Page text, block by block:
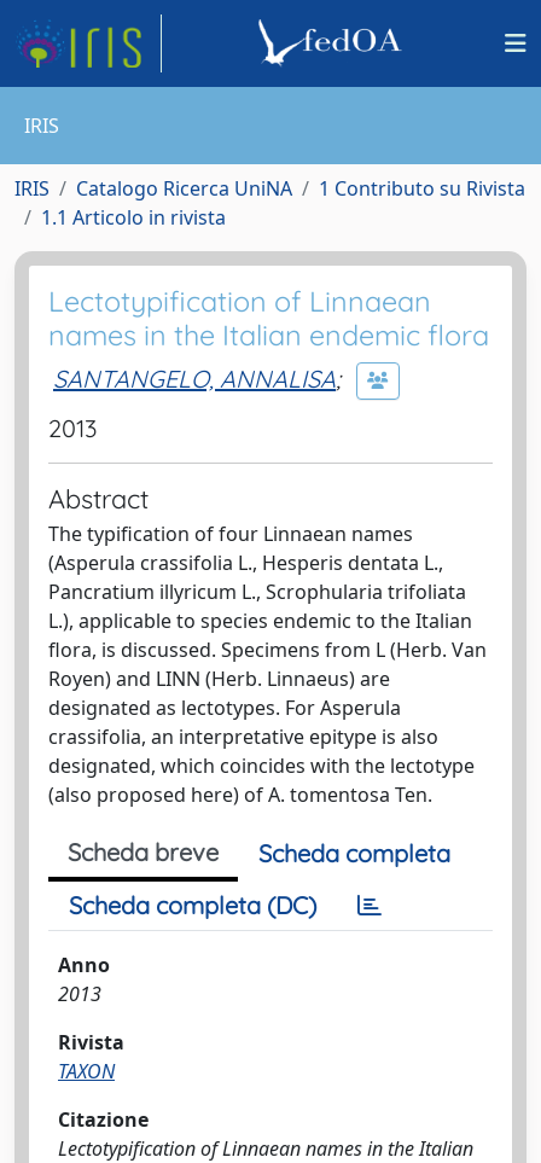
IRIS
IRIS Catalogo Ricerca UniNA
1 Contributo su Rivista
1.1 Articolo in rivista
Lectotypification of Linnaean
names in the Italian endemic flora
SANTANGELO, ANNALISA;
2013
Abstract
The typification of four Linnaean names
(Asperula crassifolia L., Hesperis dentata L.,
Pancratium illyricum L., Scrophularia trifoliata
L.), applicable to species endemic to the Italian
flora, is discussed. Specimens from L (Herb. Van
Royen) and LINN (Herb. Linnaeus) are
designated as lectotypes. For Asperula
crassifolia, an interpretative epitype is also
designated, which coincides with the lectotype
(also proposed here) of A. tomentosa Ten.
Scheda breve
Scheda completa
Scheda completa (DC)
Anno
2013
Rivista
TAXON
Citazione
Lectotypification of Linnaean names in the Italian